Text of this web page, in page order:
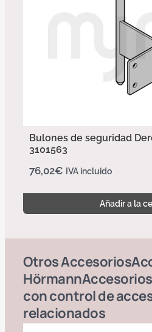
Bulones de seguridad
3101563
76,02€ IVA incluido
Añadir a la
OtrosAccesorios
Hörmann
con control de
relacionados